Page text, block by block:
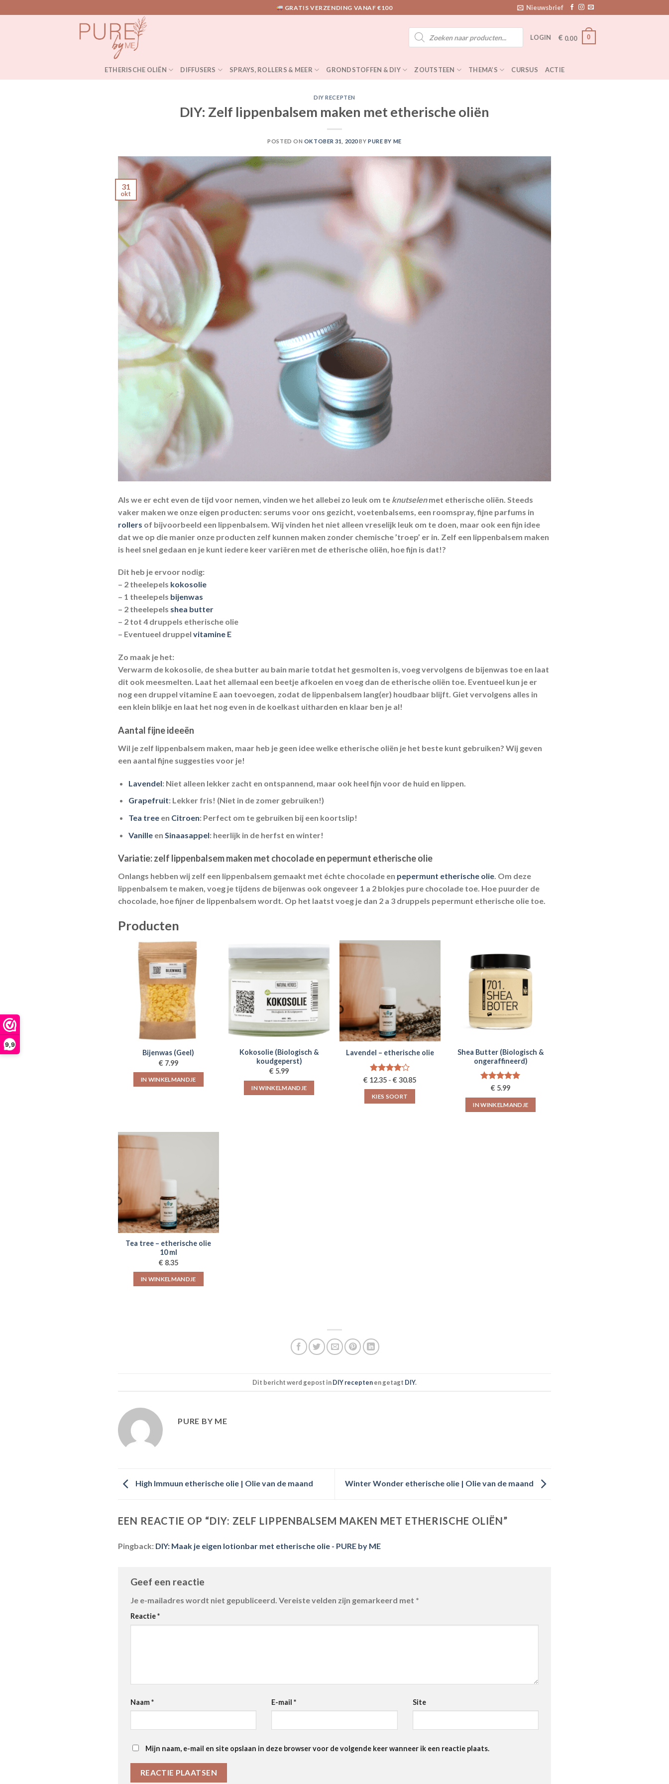
9,9
to
GRATIS VERZENDING VANAF €100 Nieuwsbrief
Producten
zoeken
LOGIN € 0.00 0
ETHERISCHE OLIËN DIFFUSERS SPRAYS, ROLLERS & MEER GRONDSTOFFEN & DIY ZOUTSTEEN THEMA’S CURSUS ACTIE
DIY RECEPTEN
DIY: Zelf lippenbalsem maken met etherische oliën
POSTED ON OKTOBER 31, 2020BYPURE BY ME
31
okt
Als we er echt even de tijd voor nemen, vinden we het allebei zo leuk om te knutselenmet etherische oliën. Steeds
vaker maken we onze eigen producten: serums voor ons gezicht, voetenbalsems, een roomspray, fijne parfums in
rollers of bijvoorbeeld een lippenbalsem. Wij vinden het niet alleen vreselijk leuk om te doen, maar ook een fijn idee
dat we op die manier onze producten zelf kunnen maken zonder chemische ’troep’ er in. Zelf een lippenbalsem maken
is heel snel gedaan en je kunt iedere keer variëren met de etherische oliën, hoe fijn is dat!?
Dit heb je ervoor nodig:
– 2 theelepels kokosolie
– 1 theelepels bijenwas
– 2 theelepels shea butter
– 2 tot 4 druppels etherische olie
– Eventueel druppel vitamine E
Zo maak je het:
Verwarm de kokosolie, de shea butter au bain marie totdat het gesmolten is, voeg vervolgens de bijenwas toe en laat
dit ook meesmelten. Laat het allemaal een beetje afkoelen en voeg dan de etherische oliën toe. Eventueel kun je er
nog een druppel vitamine E aan toevoegen, zodat de lippenbalsem lang(er) houdbaar blijft. Giet vervolgens alles in
een klein blikje en laat het nog even in de koelkast uitharden en klaar ben je al!
Aantal fijne ideeën
Wil je zelf lippenbalsem maken, maar heb je geen idee welke etherische oliën je het beste kunt gebruiken? Wij geven
een aantal fijne suggesties voor je!
Lavendel: Niet alleen lekker zacht en ontspannend, maar ook heel fijn voor de huid en lippen.
Grapefruit: Lekker fris! (Niet in de zomer gebruiken!)
Tea treeen Citroen: Perfect om te gebruiken bij een koortslip!
Vanilleen Sinaasappel: heerlijk in de herfst en winter!
Variatie: zelf lippenbalsem maken met chocolade en pepermunt etherische olie
Onlangs hebben wij zelf een lippenbalsem gemaakt met échte chocolade en pepermunt etherische olie. Om deze
lippenbalsem te maken, voeg je tijdens de bijenwas ook ongeveer 1 a 2 blokjes pure chocolade toe. Hoe puurder de
chocolade, hoe fijner de lippenbalsem wordt. Op het laatst voeg je dan 2 a 3 druppels pepermunt etherische olie toe.
Producten
Bijenwas (Geel)
€ 7.99
IN WINKELMANDJE
Kokosolie (Biologisch &
koudgeperst)
€ 5.99
IN WINKELMANDJE
Lavendel – etherische olie
Gewaardeerd
5
€ 12.35 - € 30.85Prijsklasse:
KIES SOORT
Shea Butter (Biologisch &
ongeraffineerd)
Gewaardeerd
€ 5.99
IN WINKELMANDJE
Tea tree – etherische olie
10 ml
€ 8.35
IN WINKELMANDJE
Dit bericht werd gepost inDIY receptenen getagt DIY.
PURE BY ME
High Immuun etherische olie | Olie van de maand Winter Wonder etherische olie | Olie van de maand
EEN REACTIE OP “DIY: ZELF LIPPENBALSEM MAKEN MET ETHERISCHE OLIËN”
Pingback: DIY: Maak je eigen lotionbar met etherische olie - PURE by ME
Geef een reactie
Je e-mailadres wordt niet gepubliceerd. Vereiste velden zijn gemarkeerd met *
Reactie*
Naam* E-mail* Site
Mijn naam, e-mail en site opslaan in deze browser voor de volgende keer wanneer ik een reactie plaats.